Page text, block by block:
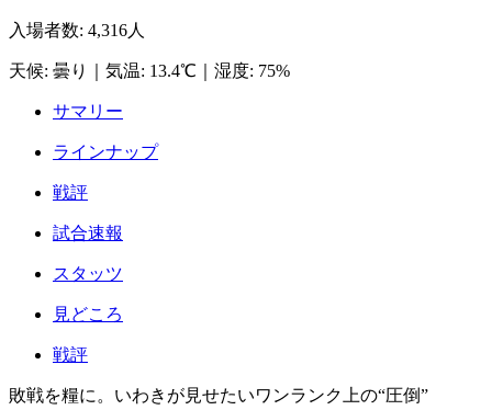
入場者数: 4,316人
天候: 曇り 気温: 13.4℃ 湿度: 75%
サマリー
ラインナップ
戦評
試合速報
スタッツ
見どころ
戦評
敗戦を糧に。いわきが見せたいワンランク上の“圧倒”